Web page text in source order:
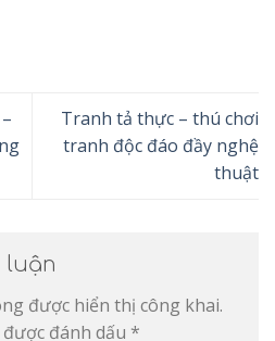
Tranh tả thực – thú chơi
tranh độc đáo đầy nghệ
thuật
luận
được hiển thị công khai.
đánh dấu *